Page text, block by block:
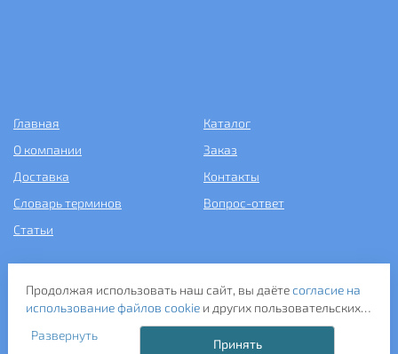
Главная
Каталог
О компании
Заказ
Доставка
Контакты
Словарь терминов
Вопрос-ответ
Статьи
ООО «САНТЕХПОСТАВКА»
ИНН: 7731286301
Продолжая использовать наш сайт, вы даётесогласие на
использование файлов cookieи других пользовательских
данных (включая IP-адрес, сведения о местоположении,
устройстве, действиях на сайте и т. п.) для
Развернуть
Принять